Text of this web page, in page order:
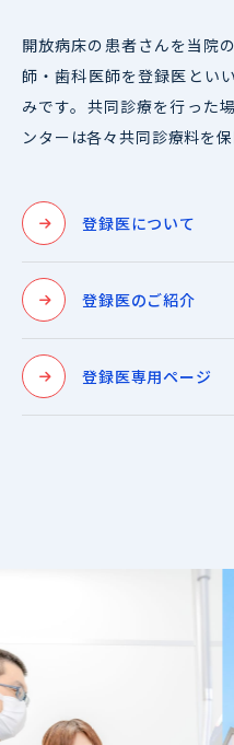
開放病床の患者さんを当院
師・歯科医師を登録医とい
みです。共同診療を行った
ンターは各々共同診療料を保
登録医について
登録医のご紹介
登録医専用ページ